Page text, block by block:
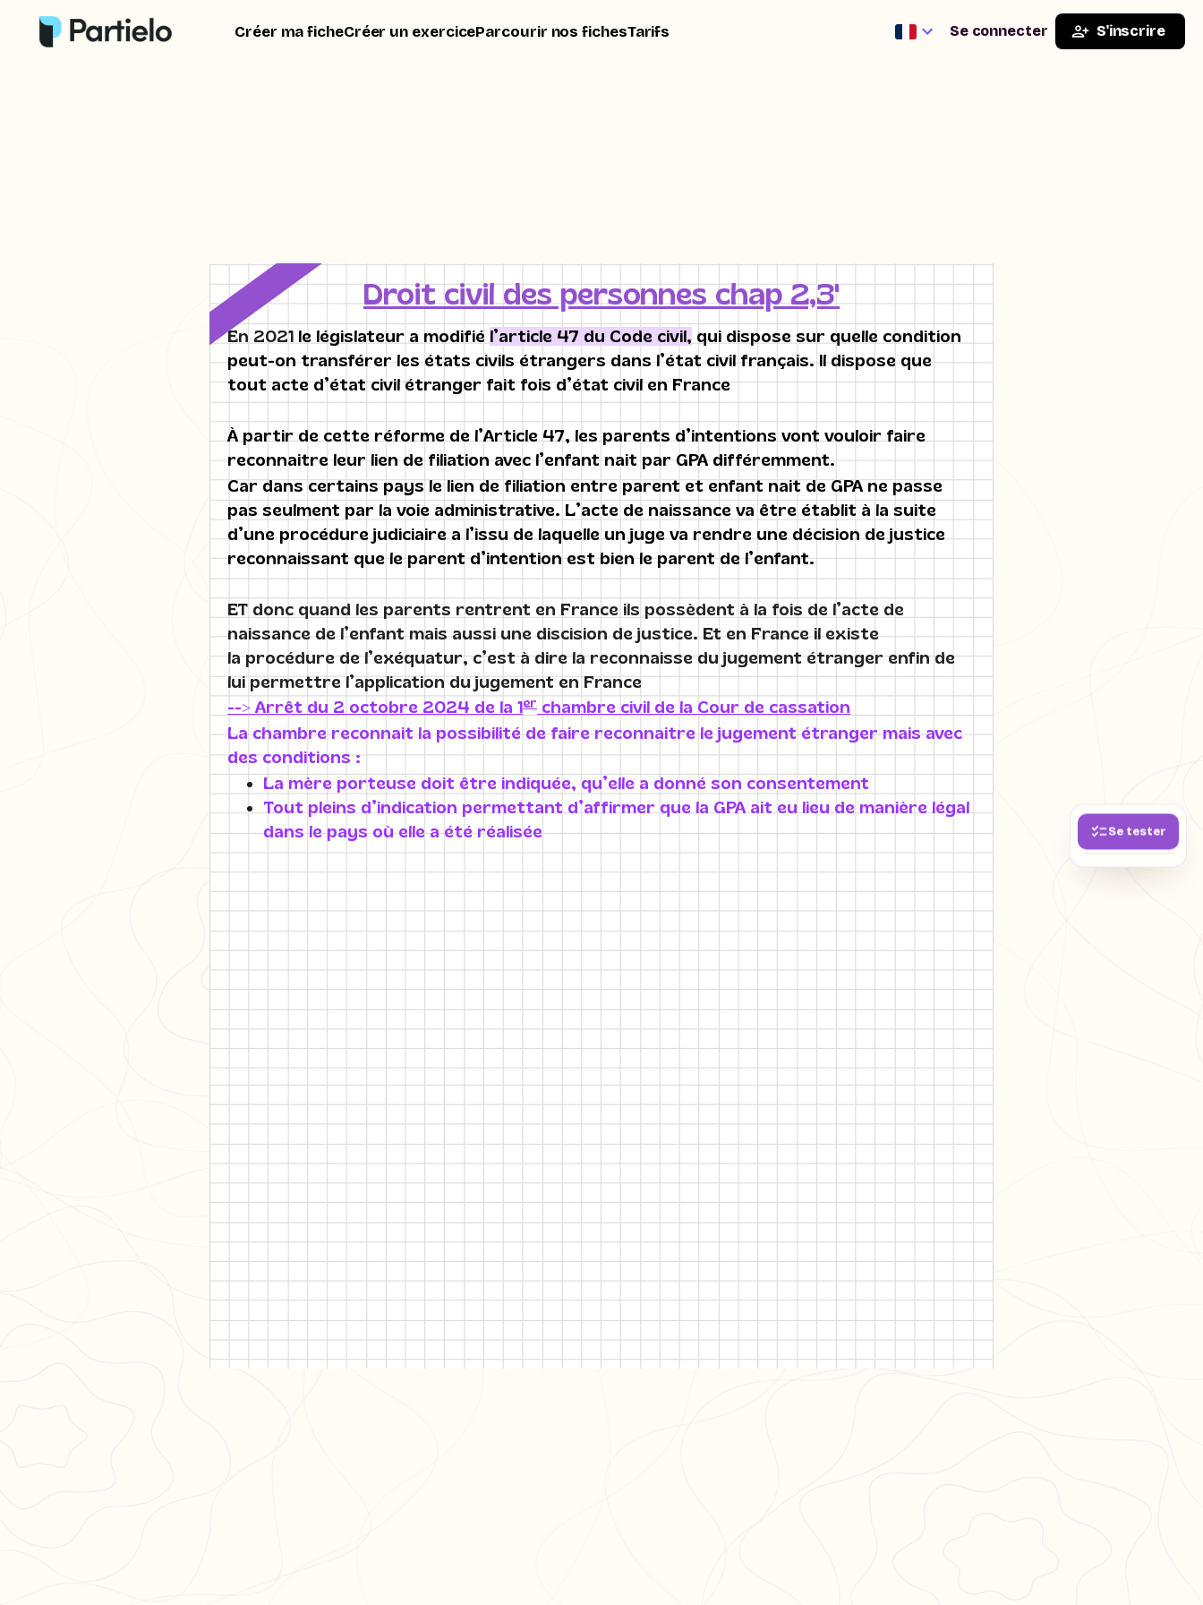
Créer ma ficheCréer un exerciceParcourir nos fichesTarifs Se connecter S'inscrire
Se tester
Droit civil des personnes chap 2,3'
En 2021 le législateur a modifié l’article 47 du Code civil, qui dispose sur quelle condition
peut-on transférer les états civils étrangers dans l’état civil français. Il dispose que
tout acte d’état civil étranger fait fois d’état civil en France
À partir de cette réforme de l’Article 47, les parents d’intentions vont vouloir faire
reconnaitre leur lien de filiation avec l’enfant nait par GPA différemment.
Car dans certains pays le lien de filiation entre parent et enfant nait de GPA ne passe
pas seulment par la voie administrative. L’acte de naissance va être établit à la suite
d’une procédure judiciaire a l’issu de laquelle un juge va rendre une décision de justice
reconnaissant que le parent d’intention est bien le parent de l’enfant.
ET donc quand les parents rentrent en France ils possèdent à la fois de l’acte de
naissance de l’enfant mais aussi une discision de justice. Et en France il existe
la procédure de l’exéquatur, c’est à dire la reconnaisse du jugement étranger enfin de
lui permettre l’application du jugement en France
--> Arrêt du 2 octobre 2024 de la 1erchambre civil de la Cour de cassation
La chambre reconnait la possibilité de faire reconnaitre le jugement étranger mais avec
des conditions :
La mère porteuse doit être indiquée, qu’elle a donné son consentement
Tout pleins d’indication permettant d’affirmer que la GPA ait eu lieu de manière légal
dans le pays où elle a été réalisée